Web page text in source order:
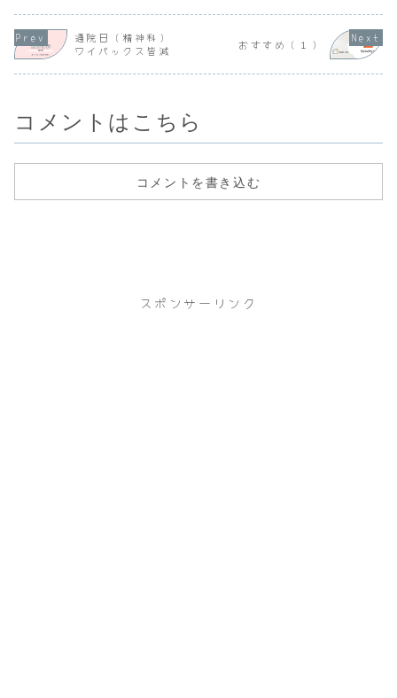
とにかく休め」と
養の診断書をいた
だき、職場へ提出
して７月１日まで
として２回延３ヶ
暇を取りました。
その後、職場に出
てもただ席に...
りました。具体的
超えると腎障害を
ールが続い
す。今度は
せのため夫
び出されま
自分として
のように考
通院日（精神科）
ワイパックス皆減
おすすめ（１）
コメントはこちら
コメントを書き込む
スポンサーリンク